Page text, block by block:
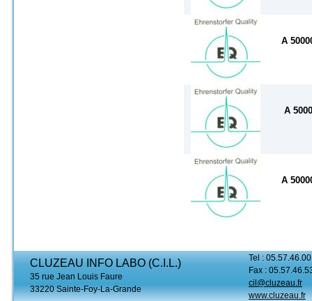
A
A
A
CLUZEAU INFO LABO (C.I.L.)
35 rue Jean Louis Faure
33220 Sainte-Foy-La-Grande
Tel :
Fax :
cil@cluzeau.fr
www.cluzeau.fr